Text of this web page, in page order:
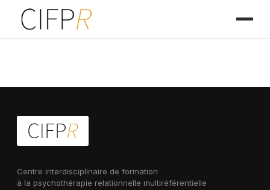
Centre interdisciplinaire de formation
à la psychothérapie relationnelle multiréférentielle